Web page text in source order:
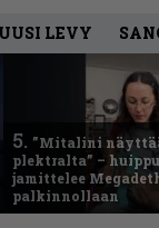
UUSI LEVY
5. ”Mitalini
plektralta” –
jamittelee
palkinnollaan